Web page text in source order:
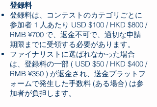
登録料
登録料は、コンテストのカテゴリごとに
参加者 1 人あたり USD $100 / HKD $800 /
RMB ¥700 で、返金不可で、適切な申請
期限までに受領する必要があります。
ファイナリストに選ばれなかった場合
は、登録料の一部 ( USD $50 / HKD $400 /
RMB ¥350 ) が返金され、送金プラットフ
ォームで発生した手数料 (ある場合) は参
加者が負担します。